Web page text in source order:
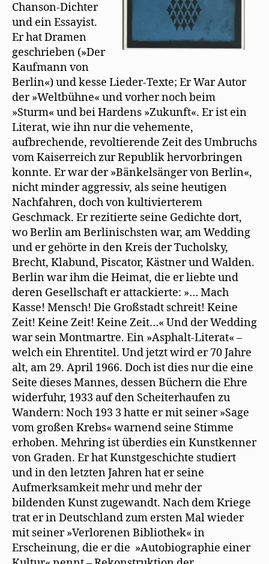
Chanson-Dichter
und ein Essayist.
Er hat Dramen
geschrieben (»Der
Kaufmann von
Berlin«) und kesse Lieder-Texte; Er War Autor
der »Weltbühne« und vorher noch beim
»Sturm« und bei Hardens »Zukunft«. Er ist ein
Literat, wie ihn nur die vehemente,
aufbrechende, revoltierende Zeit des Umbruchs
vom Kaiserreich zur Republik hervorbringen
konnte. Er war der »Bänkelsänger von Berlin«,
nicht minder aggressiv, als seine heutigen
Nachfahren, doch von kultivierterem
Geschmack. Er rezitierte seine Gedichte dort,
wo Berlin am Berlinischsten war, am Wedding
und er gehörte in den Kreis der Tucholsky,
Brecht, Klabund, Piscator, Kästner und Walden.
Berlin war ihm die Heimat, die er liebte und
deren Gesellschaft er attackierte: »… Mach
Kasse! Mensch! Die Großstadt schreit! Keine
Zeit! Keine Zeit! Keine Zeit…« Und der Wedding
war sein Montmartre. Ein »Asphalt-Literat« –
welch ein Ehrentitel. Und jetzt wird er 70 Jahre
alt, am 29. April 1966. Doch ist dies nur die eine
Seite dieses Mannes, dessen Büchern die Ehre
widerfuhr, 1933 auf den Scheiterhaufen zu
Wandern: Noch 193 3 hatte er mit seiner »Sage
vom großen Krebs« warnend seine Stimme
erhoben. Mehring ist überdies ein Kunstkenner
von Graden. Er hat Kunstgeschichte studiert
und in den letzten Jahren hat er seine
Aufmerksamkeit mehr und mehr der
bildenden Kunst zugewandt. Nach dem Kriege
trat er in Deutschland zum ersten Mal wieder
mit seiner »Verlorenen Bibliothek« in
Erscheinung, die er die »Autobiographie einer